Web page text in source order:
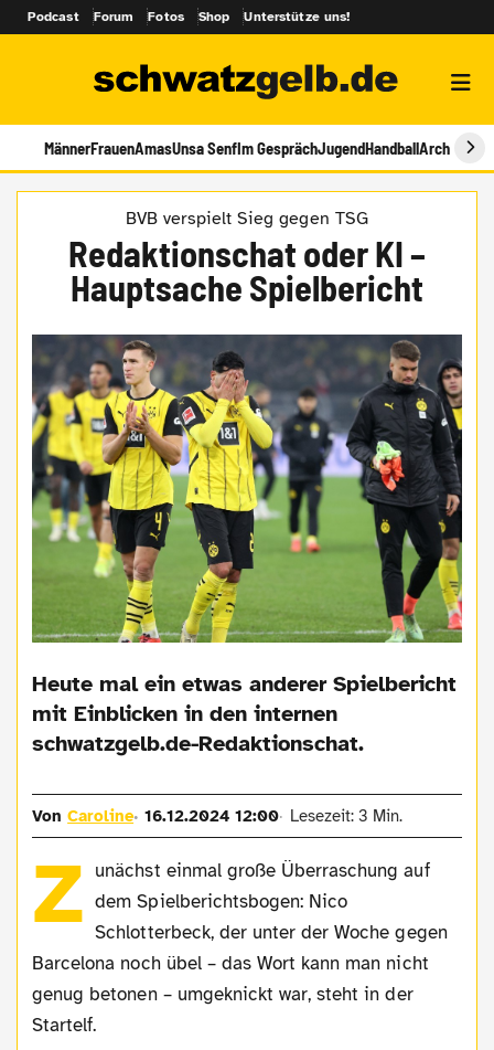
Podcast Forum Fotos Shop Unterstütze uns!
MännerFrauenAmasUnsa SenfIm GesprächJugendHandballArchiv
BVB verspielt Sieg gegen TSG
Redaktionschat oder KI –
Hauptsache Spielbericht
Heute mal ein etwas anderer Spielbericht
mit Einblicken in den internen
schwatzgelb.de-Redaktionschat.
VonCaroline 16.12.2024 12:00 Lesezeit: 3 Min.
Z unächst einmal große Überraschung auf
dem Spielberichtsbogen: Nico
Schlotterbeck, der unter der Woche gegen
Barcelona noch übel – das Wort kann man nicht
genug betonen – umgeknickt war, steht in der
Startelf.